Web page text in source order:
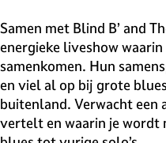
Samen met Blind B’ and
energieke liveshow
samenkomen. Hun
en viel al op bij grote
buitenland. Verwacht een
vertelt en waarin je wordt